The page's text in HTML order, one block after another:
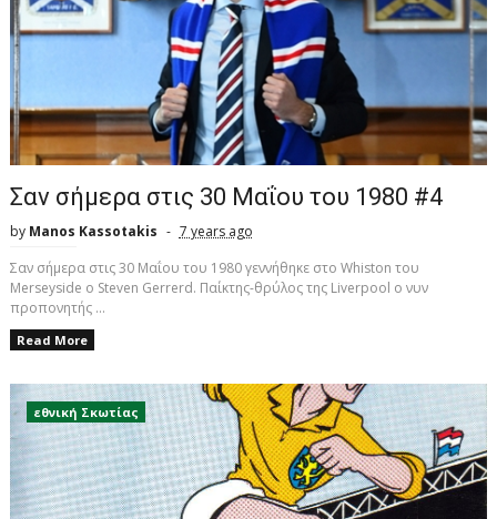
Σαν σήμερα στις 30 Μαΐου του 1980 #4
by Manos Kassotakis
7 years ago
Σαν σήμερα στις 30 Μαΐου του 1980 γεννήθηκε στο Whiston του
Merseyside o Steven Gerrerd. Παίκτης-θρύλος της Liverpool ο νυν
προπονητής ...
Read More
εθνική Σκωτίας